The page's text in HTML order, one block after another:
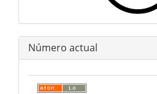
Número actual